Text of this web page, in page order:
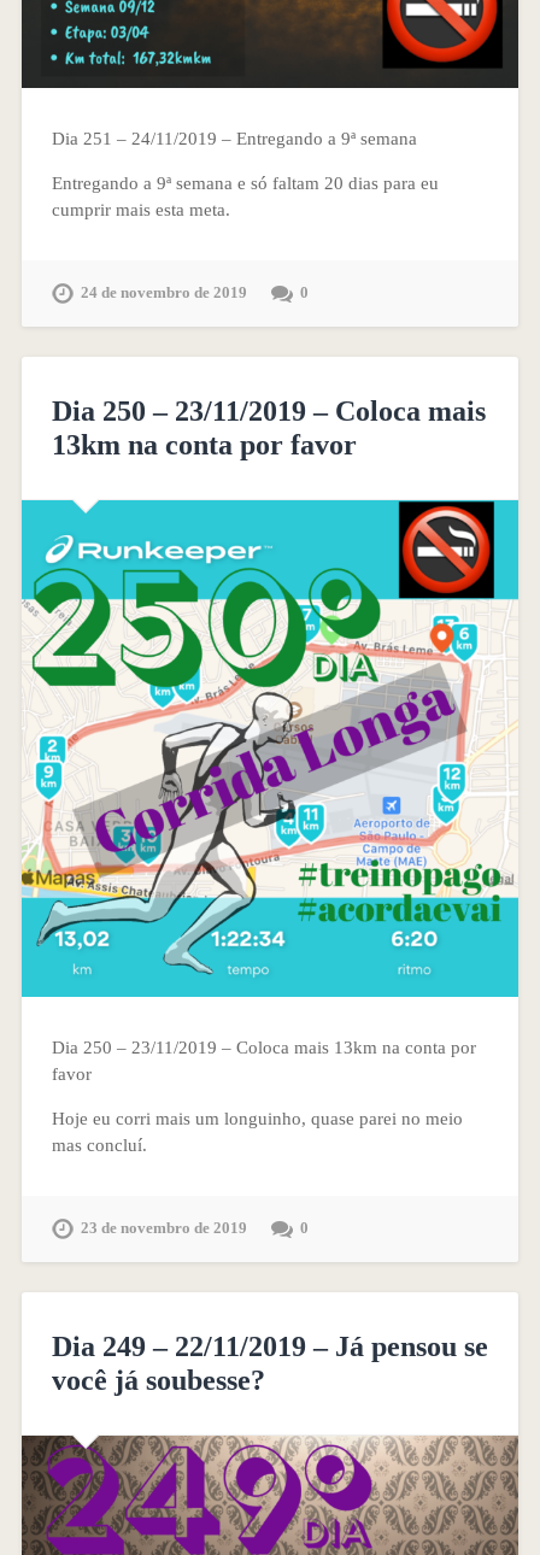
Dia 251 – 24/11/2019 – Entregando a 9ª semana
Entregando a 9ª semana e só faltam 20 dias para eu
cumprir mais esta meta.
24 de novembro de 2019 0
Dia 250 – 23/11/2019 – Coloca mais
13km na conta por favor
Dia 250 – 23/11/2019 – Coloca mais 13km na conta por
favor
Hoje eu corri mais um longuinho, quase parei no meio
mas concluí.
23 de novembro de 2019 0
Dia 249 – 22/11/2019 – Já pensou se
você já soubesse?